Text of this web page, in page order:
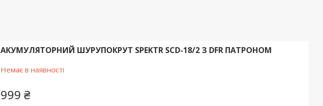
АКУМУЛЯТОРНИЙ ШУРУПОКРУТ SPEKTR SCD-18/2 З DFR ПАТРОНОМ
Немає в наявності
999 ₴